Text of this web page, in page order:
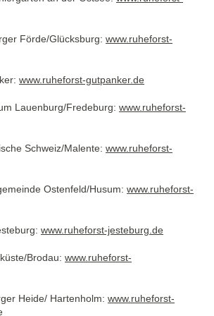
Förde/Glücksburg: www.ruheforst-
www.ruheforst-gutpanker.de
Lauenburg/Fredeburg: www.ruheforst-
Schweiz/Malente: www.ruheforst-
Ostenfeld/Husum: www.ruheforst-
www.ruheforst-jesteburg.de
Brodau: www.ruheforst-
Heide/ Hartenholm: www.ruheforst-